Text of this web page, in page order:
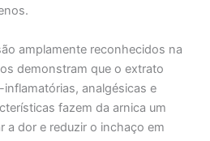
amplamente reconhecidos na
demonstram que o extrato
analgésicas e
fazem da arnica um
a dor e reduzir o inchaço em